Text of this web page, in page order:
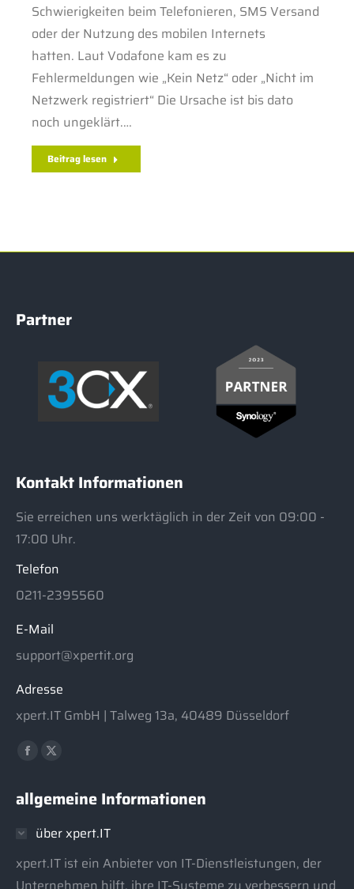
Schwierigkeiten beim Telefonieren, SMS Versand
oder der Nutzung des mobilen Internets
hatten. Laut Vodafone kam es zu
Fehlermeldungen wie „Kein Netz“ oder „Nicht im
Netzwerk registriert“ Die Ursache ist bis dato
noch ungeklärt.…
Beitrag lesen
Partner
Kontakt Informationen
Sie erreichen uns werktäglich in der Zeit von 09:00 -
17:00 Uhr.
Telefon
0211-2395560
E-Mail
support@xpertit.org
Adresse
xpert.IT GmbH | Talweg 13a, 40489 Düsseldorf
Finden Sie uns auf:
Facebook
opens
new
window
X
opens
new
window
allgemeine Informationen
über xpert.IT
xpert.IT ist ein Anbieter von IT-Dienstleistungen, der